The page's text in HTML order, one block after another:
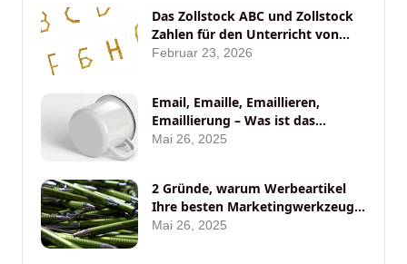
Das Zollstock ABC und Zollstock
Zahlen für den Unterricht von
ANYBRAND
Februar 23, 2026
Email, Emaille, Emaillieren,
Emaillierung – Was ist das
eigentlich?
Mai 26, 2025
2 Gründe, warum Werbeartikel
Ihre besten Marketingwerkzeuge
auf Messen sein sollten
Mai 26, 2025